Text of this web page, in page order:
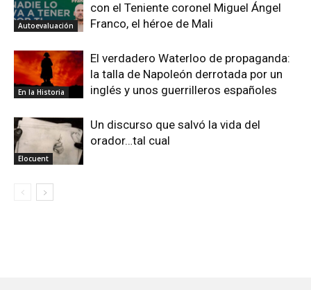
Autoevaluación
con el Teniente coronel Miguel Ángel
Franco, el héroe de Mali
En la Historia
El verdadero Waterloo de propaganda:
la talla de Napoleón derrotada por un
inglés y unos guerrilleros españoles
Elocuent
Un discurso que salvó la vida del
orador…tal cual